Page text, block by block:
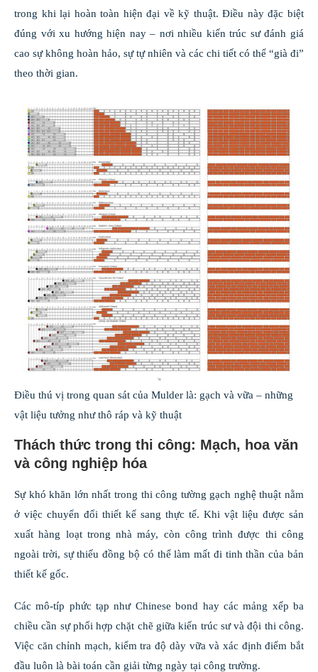
trong khi lại hoàn toàn hiện đại về kỹ thuật. Điều này đặc biệt
đúng với xu hướng hiện nay – nơi nhiều kiến trúc sư đánh giá
cao sự không hoàn hảo, sự tự nhiên và các chi tiết có thể “già đi”
theo thời gian.
Điều thú vị trong quan sát của Mulder là: gạch và vữa – những
vật liệu tưởng như thô ráp và kỹ thuật
Thách thức trong thi công: Mạch, hoa văn
và công nghiệp hóa
Sự khó khăn lớn nhất trong thi công tường gạch nghệ thuật nằm
ở việc chuyển đổi thiết kế sang thực tế. Khi vật liệu được sản
xuất hàng loạt trong nhà máy, còn công trình được thi công
ngoài trời, sự thiếu đồng bộ có thể làm mất đi tinh thần của bản
thiết kế gốc.
Các mô-típ phức tạp như Chinese bond hay các mảng xếp ba
chiều cần sự phối hợp chặt chẽ giữa kiến trúc sư và đội thi công.
Việc căn chỉnh mạch, kiểm tra độ dày vữa và xác định điểm bắt
đầu luôn là bài toán cần giải từng ngày tại công trường.